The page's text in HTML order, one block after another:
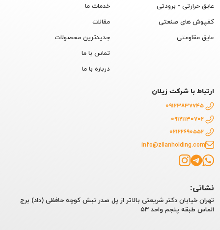
عایق حرارتی - برودتی
کفپوش های صنعتی
عایق مقاومتی
خدمات ما
مقالات
جدیدترین محصولات
تماس با ما
درباره با ما
ارتباط با شرکت زیلان
info@zilanholding.com
نشانی:
تهران خیابان دکتر شریعتی بالاتر از پل صدر نبش کوچه حافظی (داد) برج
الماس طبقه پنجم واحد ۵۳